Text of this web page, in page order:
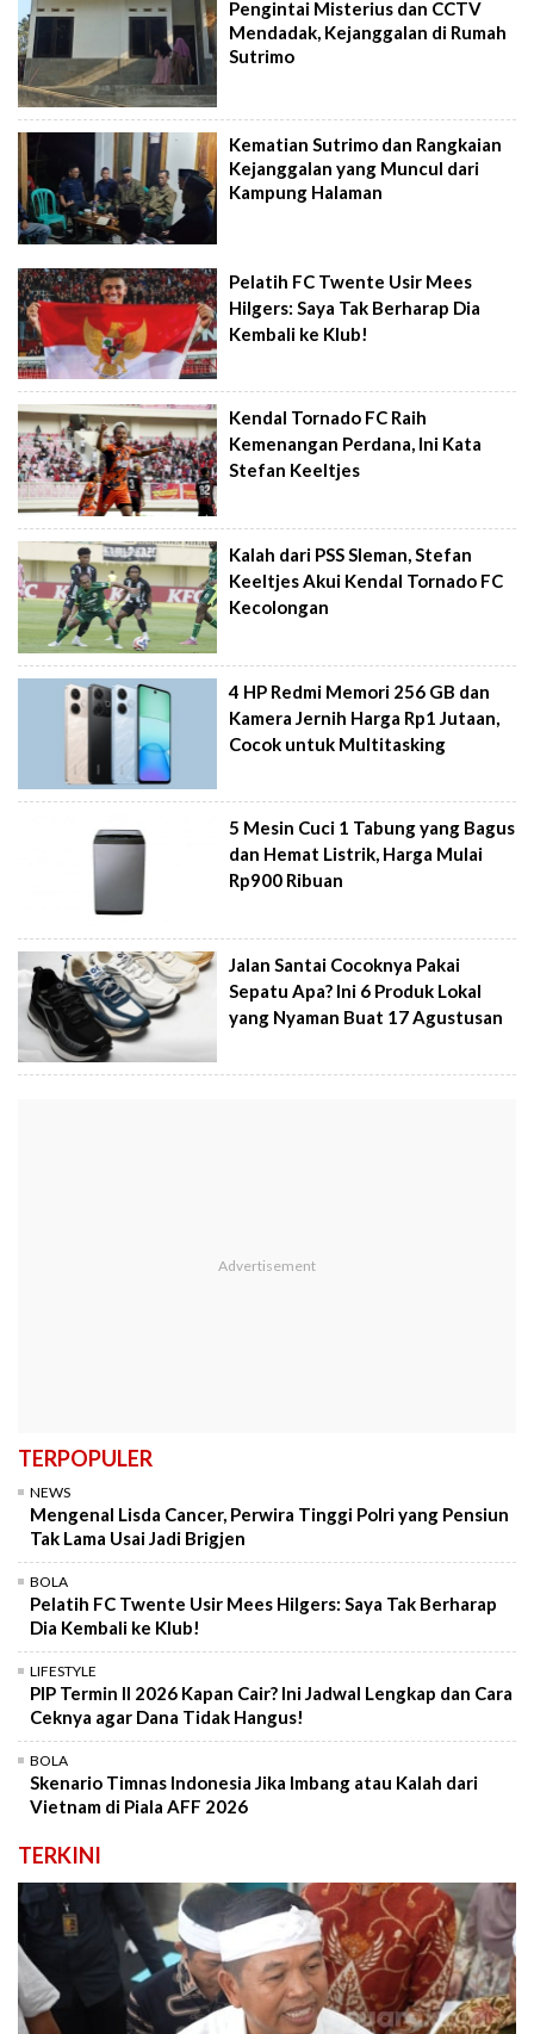
Pengintai Misterius dan CCTV
Mendadak, Kejanggalan di Rumah
Sutrimo
Kematian Sutrimo dan Rangkaian
Kejanggalan yang Muncul dari
Kampung Halaman
Pelatih FC Twente Usir Mees
Hilgers: Saya Tak Berharap Dia
Kembali ke Klub!
Kendal Tornado FC Raih
Kemenangan Perdana, Ini Kata
Stefan Keeltjes
Kalah dari PSS Sleman, Stefan
Keeltjes Akui Kendal Tornado FC
Kecolongan
4 HP Redmi Memori 256 GB dan
Kamera Jernih Harga Rp1 Jutaan,
Cocok untuk Multitasking
5 Mesin Cuci 1 Tabung yang Bagus
dan Hemat Listrik, Harga Mulai
Rp900 Ribuan
Jalan Santai Cocoknya Pakai
Sepatu Apa? Ini 6 Produk Lokal
yang Nyaman Buat 17 Agustusan
TERPOPULER
NEWS
Mengenal Lisda Cancer, Perwira Tinggi Polri yang Pensiun
Tak Lama Usai Jadi Brigjen
BOLA
Pelatih FC Twente Usir Mees Hilgers: Saya Tak Berharap
Dia Kembali ke Klub!
LIFESTYLE
PIP Termin II 2026 Kapan Cair? Ini Jadwal Lengkap dan Cara
Ceknya agar Dana Tidak Hangus!
BOLA
Skenario Timnas Indonesia Jika Imbang atau Kalah dari
Vietnam di Piala AFF 2026
TERKINI